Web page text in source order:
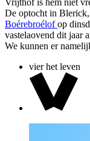
De optocht in
Boérebroélofop
vastelaovend dit jaar
We kunnen er
vier het leven